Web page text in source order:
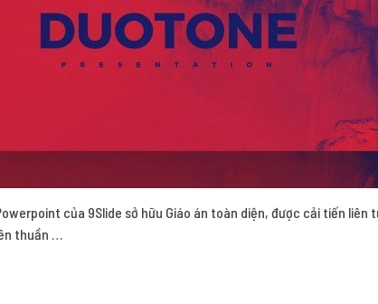
của 9Slide sở hữu Giáo án toàn diện, được cải tiến liên
thuần …